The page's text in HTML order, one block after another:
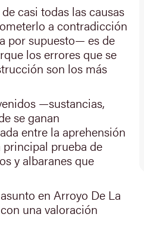
casi todas las causas
a contradicción
por supuesto— es de
los errores que se
son los más
—sustancias,
se ganan
entre la aprehensión
prueba de
y albaranes que
en Arroyo De La
una valoración